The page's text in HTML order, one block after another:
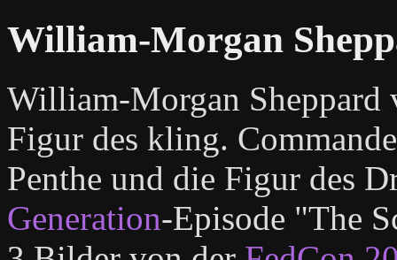
William-Morgan
William-Morgan
Figur des kling.
Penthe und die Figur des
Generation-Episode "The